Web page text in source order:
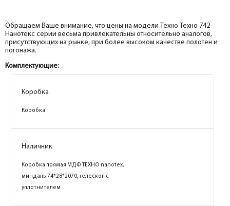
Обращаем Ваше внимание, что цены на модели Техно Техно 742-
Нанотекс серии весьма привлекательны относительно аналогов,
присутствующих на рынке, при более высоком качестве полотен и
погонажа.
Комплектующие:
Коробка
Коробка
Наличник
Коробка прямая МДФ ТЕХНО nanotex, венге
74*28*2070, телескоп с уплотнителем
Коробка
Коробка
Наличник
Коробка прямая МДФ ТЕХНО nanotex, грей
74*28*2070, телескоп с уплотнителем
Коробка
Коробка
Наличник
Коробка прямая МДФ ТЕХНО nanotex,
капучино 74*28*2070, телескоп с
уплотнителем
Коробка
Коробка
Наличник
Коробка прямая МДФ ТЕХНО nanotex,
миндаль 74*28*2070, телескоп с
уплотнителем